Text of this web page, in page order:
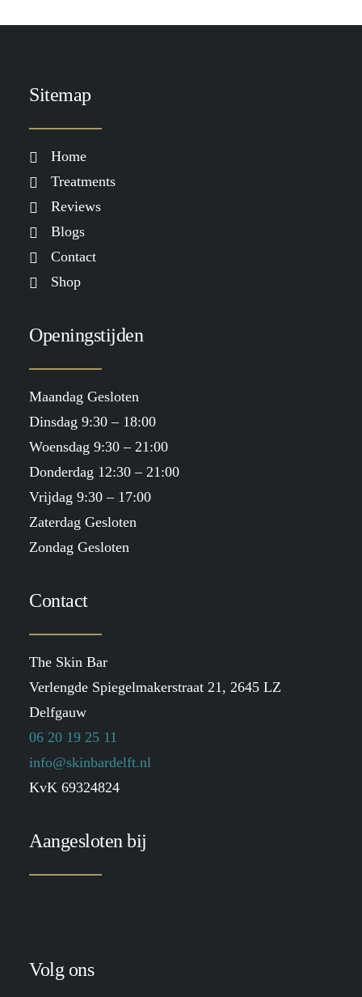
Sitemap
Home
Treatments
Reviews
Blogs
Contact
Shop
Openingstijden
Maandag Gesloten
Dinsdag 9:30 – 18:00
Woensdag 9:30 – 21:00
Donderdag 12:30 – 21:00
Vrijdag 9:30 – 17:00
Zaterdag Gesloten
Zondag Gesloten
Contact
The Skin Bar
Verlengde Spiegelmakerstraat 21, 2645 LZ
Delfgauw
06 20 19 25 11
info@skinbardelft.nl
KvK 69324824
Aangesloten bij
Volg ons